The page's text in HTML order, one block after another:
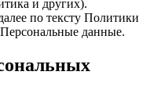
и других).
по тексту Политики
данные.